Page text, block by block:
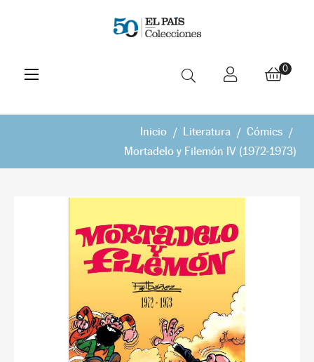
Navegación
de
☰ 0
Inicio Literatura
Cómics
Mortadelo y Filemón IV (1972-1973)